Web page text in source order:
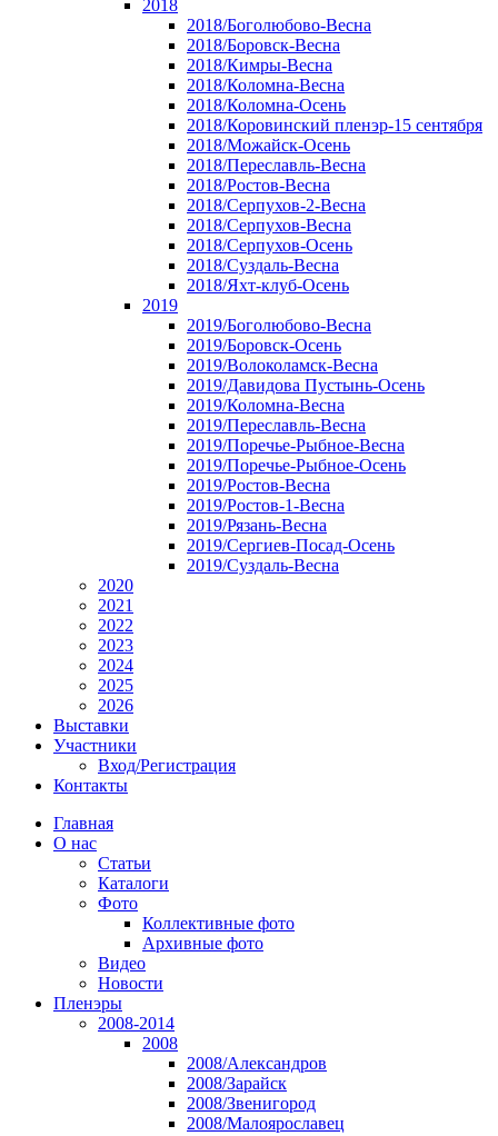
2018
2018/Боголюбово-Весна
2018/Боровск-Весна
2018/Кимры-Весна
2018/Коломна-Весна
2018/Коломна-Осень
2018/Коровинский пленэр-15 сентября
2018/Можайск-Осень
2018/Переславль-Весна
2018/Ростов-Весна
2018/Серпухов-2-Весна
2018/Серпухов-Весна
2018/Серпухов-Осень
2018/Суздаль-Весна
2018/Яхт-клуб-Осень
2019
2019/Боголюбово-Весна
2019/Боровск-Осень
2019/Волоколамск-Весна
2019/Давидова Пустынь-Осень
2019/Коломна-Весна
2019/Переславль-Весна
2019/Поречье-Рыбное-Весна
2019/Поречье-Рыбное-Осень
2019/Ростов-Весна
2019/Ростов-1-Весна
2019/Рязань-Весна
2019/Сергиев-Посад-Осень
2019/Суздаль-Весна
2020
2021
2022
2023
2024
2025
2026
Выставки
Участники
Вход/Регистрация
Контакты
Главная
О нас
Статьи
Каталоги
Фото
Коллективные фото
Архивные фото
Видео
Новости
Пленэры
2008-2014
2008
2008/Александров
2008/Зарайск
2008/Звенигород
2008/Малоярославец